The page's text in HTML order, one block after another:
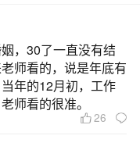
红色饰品来化解
物也是一种有效的
年太岁相应的生肖
，30了一直没有结
师看的，说是年底有
年的12月初，工作
师看的很准。
26